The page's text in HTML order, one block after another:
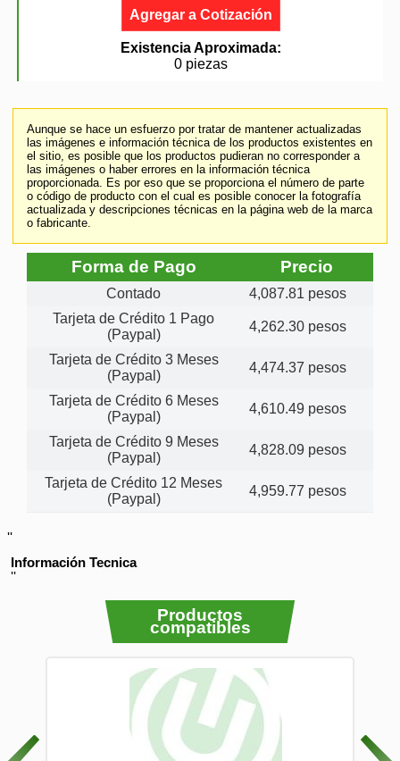
Agregar a Cotización
Existencia Aproximada:
0 piezas
Aunque se hace un esfuerzo por tratar de mantener actualizadas
las imágenes e información técnica de los productos existentes en
el sitio, es posible que los productos pudieran no corresponder a
las imágenes o haber errores en la información técnica
proporcionada. Es por eso que se proporciona el número de parte
o código de producto con el cual es posible conocer la fotografía
actualizada y descripciones técnicas en la página web de la marca
o fabricante.
Forma de Pago Precio
Contado
4,087.81 pesos
Tarjeta de Crédito 1 Pago
(Paypal)
4,262.30 pesos
Tarjeta de Crédito 3 Meses
(Paypal)
4,474.37 pesos
Tarjeta de Crédito 6 Meses
(Paypal)
4,610.49 pesos
Tarjeta de Crédito 9 Meses
(Paypal)
4,828.09 pesos
Tarjeta de Crédito 12 Meses
(Paypal)
4,959.77 pesos
''
Información Tecnica
''
Productos
compatibles